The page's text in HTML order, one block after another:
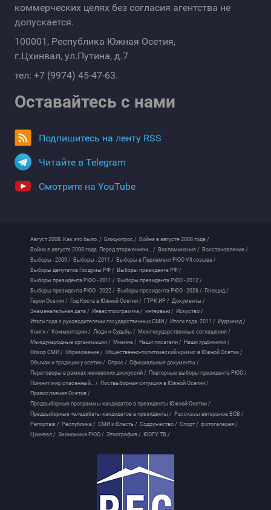
коммерческих целях без согласия агентства не
допускается.
100001, Республика Южная Осетия,
г.Цхинвал, ул.Путина, д.7
тел: +7 (9974) 45-47-63.
Оставайтесь с нами
Подпишитесь на ленту RSS
Читайте в Telegram
Смотрите на YouTube
Август 2008. Как это было. / Блиц-опрос / Война в августе 2008 года /
Война в августе 2008 года. Перед вторжением... / Воспоминания / Восстановление /
Выборы - 2009 / Выборы - 2011 / Выборы в Парламент РЮО VII созыва /
Выборы депутатов Госдумы РФ / Выборы президента РФ /
Выборы президента РЮО - 2011 / Выборы президента РЮО - 2012 /
Выборы президента РЮО - 2022 / Выборы президента РЮО - 2026 / Геноцид /
Герои Осетии / Год Коста в Южной Осетии / ГТРК ИР / Документы /
Знаменательная дата / Инвестпрограмма / интервью / Искуство /
Итоги года с руководителями государственных СМИ / Итоги года. 2011 / Иудзинад /
Книги / Комментарии / Люди и Судьбы / Межгосударственные соглашения /
Международные организации / Мнение / Наши писатели / Наши художники /
Обзор СМИ / Образование / Общественно-политический кризис в Южной Осетии /
Обычаи и традиции у осетин / Опрос / Официальные документы /
Переговоры в рамках женевских дискуссий / Повторные выборы президента РЮО /
Помнит мир спасенный... / Поствыборная ситуация в Южной Осетии /
Православная Осетия /
Предвыборные программы кандидатов в президенты Южной Осетии /
Предвыборные теледебаты кандидатов в президенты / Рассказы ветеранов ВОВ /
Репортаж / Республика / СМИ и Власть / Содружество / Спорт / фотогалерея /
Цхинвал / Экономика РЮО / Этнография / ЮОГУ ТВ /